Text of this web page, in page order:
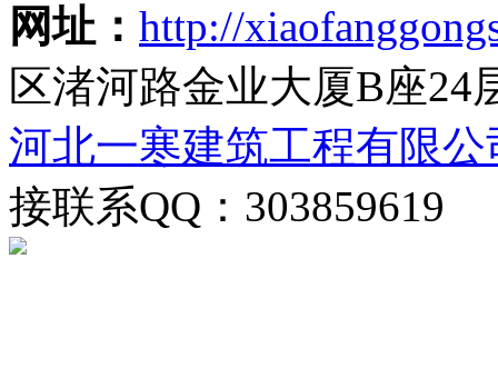
网址： http://
区渚河路金业大厦B座24
河北一寒建筑工程有限公
接联系QQ：303859619